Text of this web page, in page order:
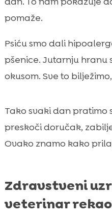
pomaže.
Psiću smo dali
pšenice. Jutarnju hranu
okusom. Sve to
Tako svaki dan pratimo
preskoči doručak,
Ovako znamo kako
Zdravstveni
veterinar rekao